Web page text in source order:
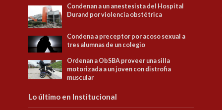
Condenan a un anestesista del Hospital
Durand por violencia obstétrica
Condena a preceptor por acoso sexual a
tres alumnas de un colegio
Ordenan a ObSBA proveer una silla
motorizada a un joven con distrofia
muscular
Lo último en Institucional